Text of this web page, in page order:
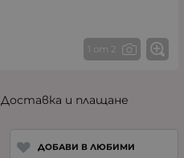
1 от 2
Доставка и плащане
ДОБАВИ В ЛЮБИМИ